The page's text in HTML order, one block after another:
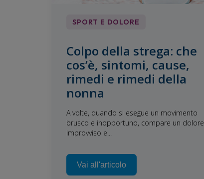
SPORT E DOLORE
Colpo della strega: che
cos’è, sintomi, cause,
rimedi e rimedi della
nonna
A volte, quando si esegue un movimento
brusco e inopportuno, compare un dolore
improvviso e...
Vai all'articolo